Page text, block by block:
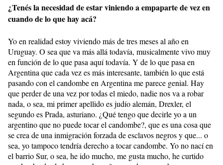
¿Tenés la necesidad de estar viniendo a empaparte de vez en
cuando de lo que hay acá?
Yo en realidad estoy viviendo más de tres meses al año en
Uruguay. O sea que va más allá todavía, musicalmente vivo muy
en función de lo que pasa aquí todavía. Y de lo que pasa en
Argentina que cada vez es más interesante, también lo que está
pasando con el candombe en Argentina me parece genial. Hay
que perder de una vez por todas el miedo, nadie nos va a robar
nada, o sea, mi primer apellido es judío alemán, Drexler, el
segundo es Prada, asturiano. ¿Qué tengo que decirle yo a un
argentino que no puede tocar el candombe?, que es una cosa que
se crea de una inmigración forzada de esclavos negros y que... o
sea, yo tampoco tendría derecho a tocar candombe. Yo no nací en
el barrio Sur, o sea, he ido mucho, me gusta mucho, he curtido